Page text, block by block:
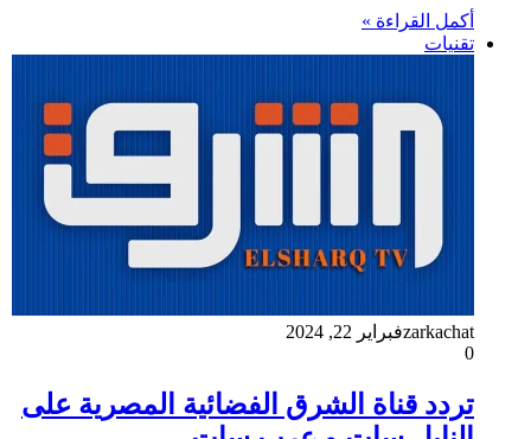
أكمل القراءة »
تقنيات
zarkachatفبراير 22, 2024
0
تردد قناة الشرق الفضائية المصرية على